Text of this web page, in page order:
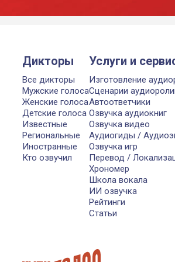
Дикторы
Все дикторы
Мужские голоса
Женские голоса
Детские голоса
Известные
Региональные
Иностранные
Кто озвучил
Услуги и
Изготовление
Сценарии
Автоответчики
Озвучка аудиокниг
Озвучка видео
Аудиогиды /
Озвучка игр
Перевод /
Хрономер
Школа вокала
ИИ озвучка
Рейтинги
Статьи